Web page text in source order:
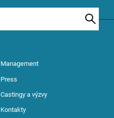
Management
Press
Castingy a výzvy
Kontakty